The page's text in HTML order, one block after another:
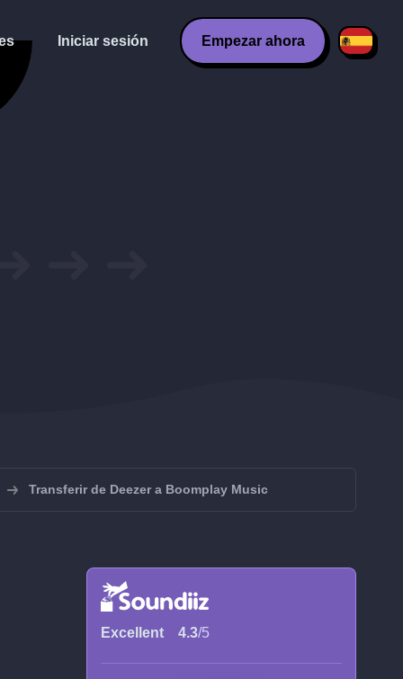
Iniciar sesión Empezar ahora
Transferir de Deezer a Boomplay Music
Excellent 4.3/5